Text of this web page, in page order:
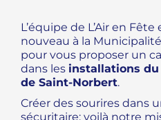
L’équipe de L’Air en
nouveau à la
pour vous proposer un
dans les installations
de Saint-Norbert.
Créer des sourires dans
sécuritaire: voilà notre